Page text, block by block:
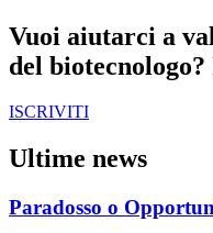
Vuoi aiutarci a
del
ISCRIVITI
Ultime news
Paradosso o